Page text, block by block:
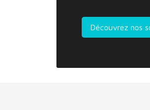
Découvrez nos